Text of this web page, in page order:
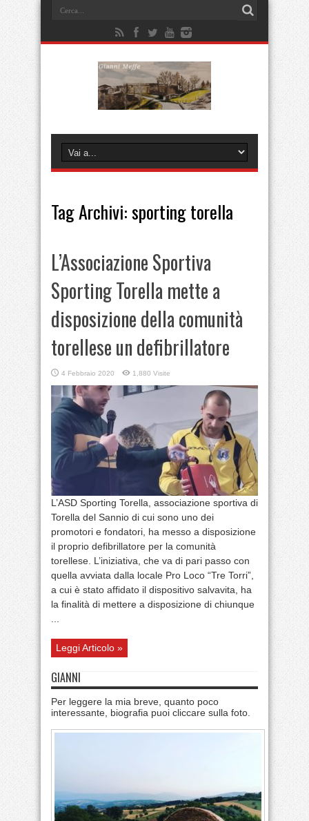
Tag Archivi:sporting torella
L’Associazione Sportiva
Sporting Torella mette a
disposizione della comunità
torellese un defibrillatore
4 Febbraio 2020 1,880 Visite
L’ASD Sporting Torella, associazione sportiva di
Torella del Sannio di cui sono uno dei
promotori e fondatori, ha messo a disposizione
il proprio defibrillatore per la comunità
torellese. L’iniziativa, che va di pari passo con
quella avviata dalla locale Pro Loco “Tre Torri”,
a cui è stato affidato il dispositivo salvavita, ha
la finalità di mettere a disposizione di chiunque
Leggi Articolo »
GIANNI
Per leggere la mia breve, quanto poco
interessante, biografia puoi cliccare sulla foto.